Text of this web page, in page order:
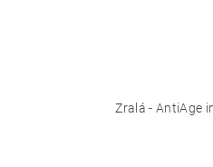
Zralá - AntiAge